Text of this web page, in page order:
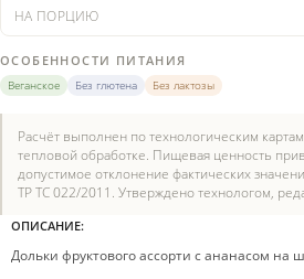
ОСОБЕННОСТИ ПИТАНИЯ
Веганское Без глютена Без лактозы
Расчёт выполнен по технологическим
тепловой обработке. Пищевая ценность
допустимое отклонение фактических
ТР ТС 022/2011. Утверждено технологом,
ОПИСАНИЕ:
Дольки фруктового ассорти с ананасом на